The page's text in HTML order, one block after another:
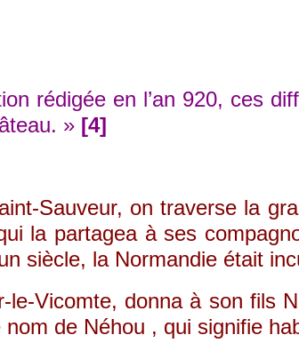
en l’an 920, ces
» [4]
Sauveur, on traverse la
la partagea à ses
siècle, la Normandie était
Vicomte, donna à son fils
de Néhou , qui signifie